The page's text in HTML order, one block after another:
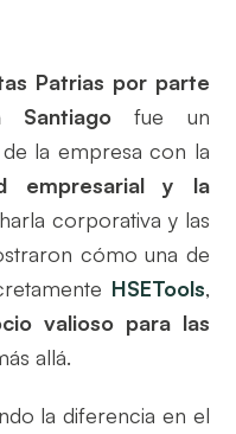
Patrias por parte
fue un
la empresa con la
empresarial y la
corporativa y las
cómo una de
HSETools,
valioso para las
allá.
la diferencia en el